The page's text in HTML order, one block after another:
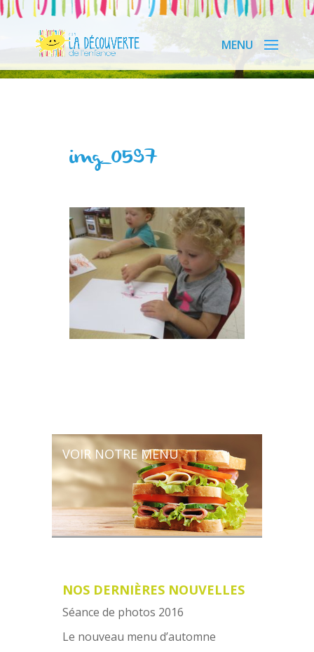
img_0597
VOIR NOTRE MENU
NOS DERNIÈRES NOUVELLES
Séance de photos 2016
Le nouveau menu d’automne